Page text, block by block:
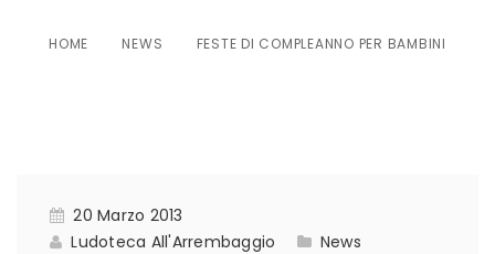
HOME NEWS FESTE DI COMPLEANNO PER BAMBINI
20 Marzo 2013
Ludoteca All'Arrembaggio
News